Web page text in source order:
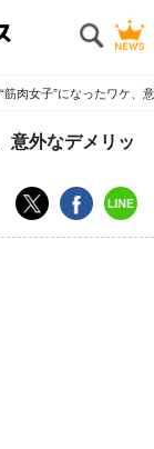
筋肉女子”になったワケ、
意外なデメリッ